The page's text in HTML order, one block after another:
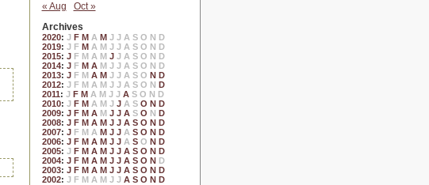
« Aug
Oct »
Archives
2020: J F M A M J J A S O N D
2019: J F M A M J J A S O N D
2015: J F M A M J J A S O N D
2014: J F M A M J J A S O N D
2013: J F M A M J J A S O N D
2012: J F M A M J J A S O N D
2011: J F M A M J J A S O N D
2010: J F M A M J J A S O N D
2009: J F M A M J J A S O N D
2008: J F M A M J J A S O N D
2007: J F M A M J J A S O N D
2006: J F M A M J J A S O N D
2005: J F M A M J J A S O N D
2004: J F M A M J J A S O N D
2003: J F M A M J J A S O N D
2002: J F M A M J J A S O N D